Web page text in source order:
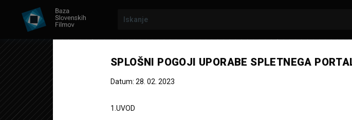
Prejšnja epizoda
SPLOŠNI POGOJI UPORABE SPLETNEGA
Datum: 28. 02. 2023
1.UVOD